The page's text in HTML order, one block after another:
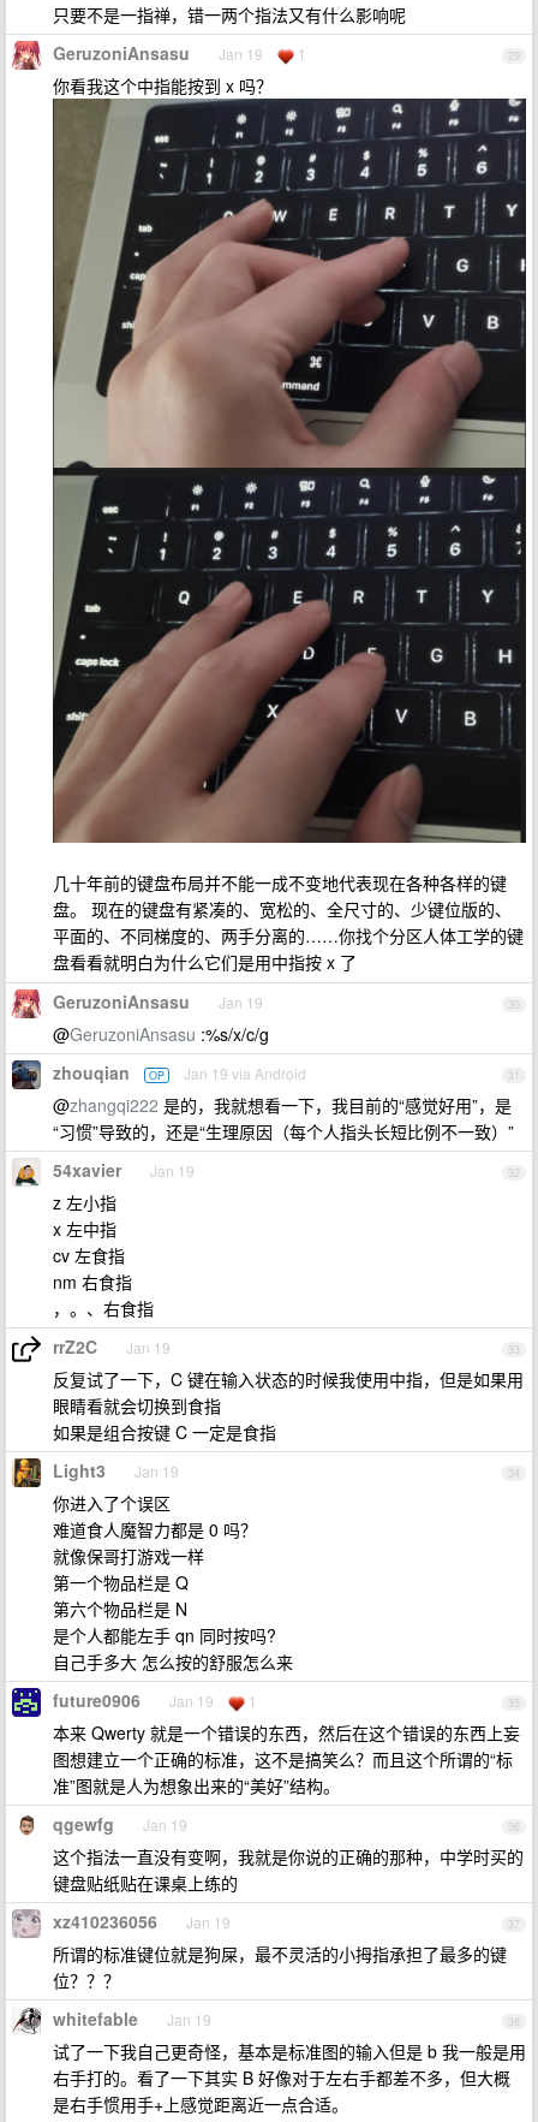
只要不是一指禅，错一两个指法又有什么影响呢
29
GeruzoniAnsasu Jan 19 1
你看我这个中指能按到 x 吗？
几十年前的键盘布局并不能一成不变地代表现在各种各样的键
盘。 现在的键盘有紧凑的、宽松的、全尺寸的、少键位版的、
平面的、不同梯度的、两手分离的……你找个分区人体工学的键
盘看看就明白为什么它们是用中指按 x 了
30
GeruzoniAnsasu Jan 19
@GeruzoniAnsasu :%s/x/c/g
31
zhouqian OP Jan 19 via Android
@zhangqi222 是的，我就想看一下，我目前的“感觉好用”，是
“习惯”导致的，还是“生理原因（每个人指头长短比例不一致）”
32
54xavier Jan 19
z 左小指
x 左中指
cv 左食指
nm 右食指
，。、右食指
33
rrZ2C Jan 19
反复试了一下，C 键在输入状态的时候我使用中指，但是如果用
眼睛看就会切换到食指
如果是组合按键 C 一定是食指
34
Light3 Jan 19
你进入了个误区
难道食人魔智力都是 0 吗？
就像保哥打游戏一样
第一个物品栏是 Q
第六个物品栏是 N
是个人都能左手 qn 同时按吗?
自己手多大 怎么按的舒服怎么来
35
future0906 Jan 19 1
本来 Qwerty 就是一个错误的东西，然后在这个错误的东西上妄
图想建立一个正确的标准，这不是搞笑么？而且这个所谓的“标
准”图就是人为想象出来的“美好”结构。
36
qgewfg Jan 19
这个指法一直没有变啊，我就是你说的正确的那种，中学时买的
键盘贴纸贴在课桌上练的
37
xz410236056 Jan 19
所谓的标准键位就是狗屎，最不灵活的小拇指承担了最多的键
位？？？
38
whitefable Jan 19
试了一下我自己更奇怪，基本是标准图的输入但是 b 我一般是用
右手打的。看了一下其实 B 好像对于左右手都差不多，但大概
是右手惯用手+上感觉距离近一点合适。